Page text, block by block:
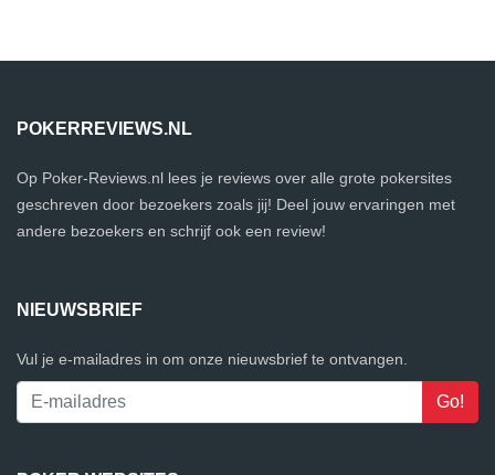
POKERREVIEWS.NL
Op Poker-Reviews.nl lees je reviews over alle grote pokersites
geschreven door bezoekers zoals jij! Deel jouw ervaringen met
andere bezoekers en schrijf ook een review!
NIEUWSBRIEF
Vul je e-mailadres in om onze nieuwsbrief te ontvangen.